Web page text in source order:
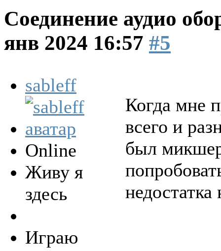
Соединение аудио
янв 2024 16:57 #5
sableff
Online
Живу я
здесь
Играю
Когда мне
всего и
был
недостатка